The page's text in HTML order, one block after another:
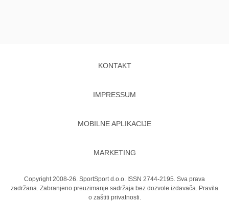
KONTAKT
IMPRESSUM
MOBILNE APLIKACIJE
MARKETING
Copyright 2008-26. SportSport d.o.o. ISSN 2744-2195. Sva prava
zadržana. Zabranjeno preuzimanje sadržaja bez dozvole izdavača. Pravila
o zaštiti privatnosti.